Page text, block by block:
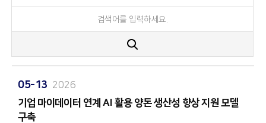
IWAZ Search Server
IWAZ BigData Platform
IWAZ Contents Monitoring
News
하
검
색
05-13 2026
​기업 마이데이터 연계 AI 활용 양돈 생산성 향상 지원 모델
구축